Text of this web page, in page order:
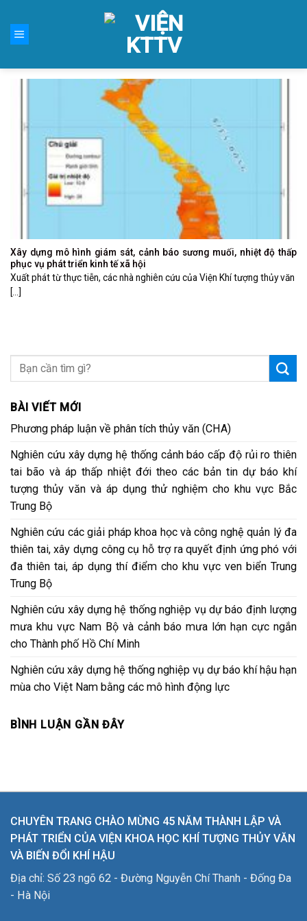
content
Xây dựng mô hình giám sát, cảnh báo sương muối, nhiệt độ thấp
phục vụ phát triển kinh tế xã hội
Xuất phát từ thực tiễn, các nhà nghiên cứu của Viện Khí tượng thủy văn
[...]
BÀI VIẾT MỚI
Phương pháp luận về phân tích thủy văn (CHA)
Nghiên cứu xây dựng hệ thống cảnh báo cấp độ rủi ro thiên
tai bão và áp thấp nhiệt đới theo các bản tin dự báo khí
tượng thủy văn và áp dụng thử nghiệm cho khu vực Bắc
Trung Bộ
Nghiên cứu các giải pháp khoa học và công nghệ quản lý đa
thiên tai, xây dựng công cụ hỗ trợ ra quyết định ứng phó với
đa thiên tai, áp dụng thí điểm cho khu vực ven biển Trung
Trung Bộ
Nghiên cứu xây dựng hệ thống nghiệp vụ dự báo định lượng
mưa khu vực Nam Bộ và cảnh báo mưa lớn hạn cực ngắn
cho Thành phố Hồ Chí Minh
Nghiên cứu xây dựng hệ thống nghiệp vụ dự báo khí hậu hạn
mùa cho Việt Nam bằng các mô hình động lực
BÌNH LUẬN GẦN ĐÂY
CHUYÊN TRANG CHÀO MỪNG 45 NĂM THÀNH LẬP VÀ
PHÁT TRIỂN CỦA VIỆN KHOA HỌC KHÍ TƯỢNG THỦY VĂN
VÀ BIẾN ĐỔI KHÍ HẬU
Địa chỉ: Số 23 ngõ 62 - Đường Nguyễn Chí Thanh - Đống Đa
- Hà Nội